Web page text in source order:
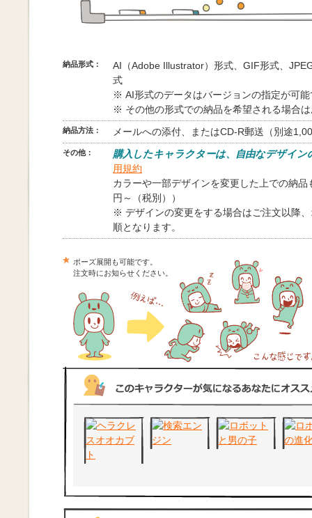
納品形式：
AI（Adobe Illustrator）形式、GIF形式、
式
※ AI形式のデータはバージョンの指定が可能
※ その他の形式での納品を希望される場合
納品方法： メールへの添付、またはCD-R郵送（別途
その他：
購入したキャラクターは、自由なデザイン
用規約
カラーや一部デザインを変更した上での納
円～（税別））
※ デザインの変更をする場合はご注文以降
順となります。
ポーズ展開も可能です。
注文時にお知らせください。